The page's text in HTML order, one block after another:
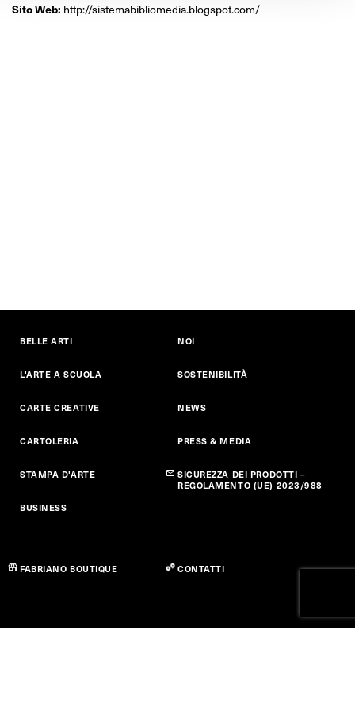
Sito Web: http://sistemabibliomedia.blogspot.com/
BELLE ARTI
L'ARTE A SCUOLA
CARTE CREATIVE
CARTOLERIA
STAMPA D'ARTE
BUSINESS
NOI
SOSTENIBILITÀ
NEWS
PRESS & MEDIA
SICUREZZA DEI PRODOTTI –
REGOLAMENTO (UE) 2023/988
FABRIANO BOUTIQUE CONTATTI